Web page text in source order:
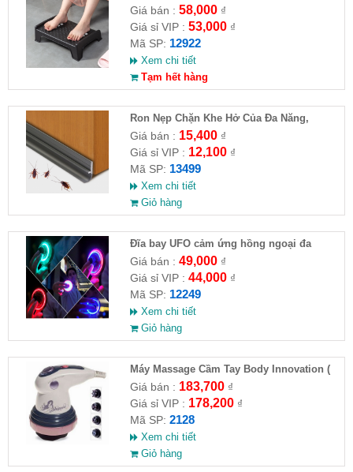
Giá bán : 58,000₫
Giá sỉ VIP : 53,000₫
Mã SP: 12922
Xem chi tiết
Tạm hết hàng
Ron Nẹp Chặn Khe Hở Của Đa Năng,
Chống Côn Trùng( HĐ )
Giá bán : 15,400₫
Giá sỉ VIP : 12,100₫
Mã SP: 13499
Xem chi tiết
Giỏ hàng
Đĩa bay UFO cảm ứng hồng ngoại đa
chiều tự động bay về
Giá bán : 49,000₫
Giá sỉ VIP : 44,000₫
Mã SP: 12249
Xem chi tiết
Giỏ hàng
Máy Massage Cầm Tay Body Innovation (
HĐ )
Giá bán : 183,700₫
Giá sỉ VIP : 178,200₫
Mã SP: 2128
Xem chi tiết
Giỏ hàng